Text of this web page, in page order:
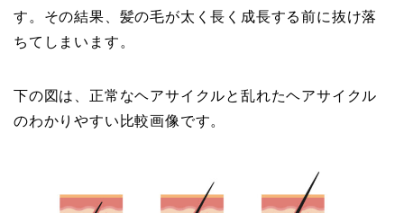
す。その結果、髪の毛が太く長く成長する前に抜け落
ちてしまいます。
下の図は、正常なヘアサイクルと乱れたヘアサイクル
のわかりやすい比較画像です。